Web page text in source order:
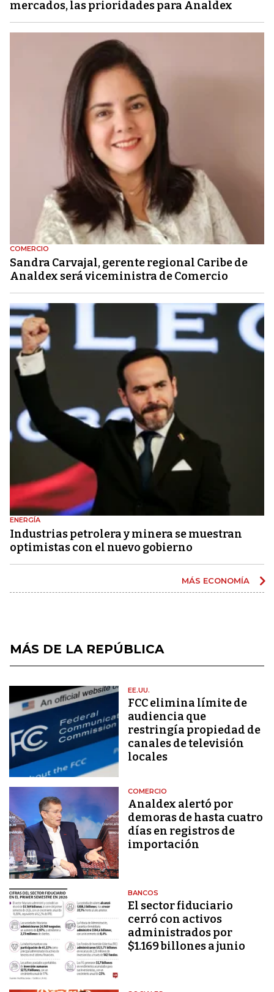
mercados, las prioridades para Analdex
COMERCIO
Sandra Carvajal, gerente regional Caribe de
Analdex será viceministra de Comercio
ENERGÍA
Industrias petrolera y minera se muestran
optimistas con el nuevo gobierno
MÁS ECONOMÍA
MÁS DE LA REPÚBLICA
EE.UU.
FCC elimina límite de
audiencia que
restringía propiedad de
canales de televisión
locales
COMERCIO
Analdex alertó por
demoras de hasta cuatro
días en registros de
importación
BANCOS
El sector fiduciario
cerró con activos
administrados por
$1.169 billones a junio